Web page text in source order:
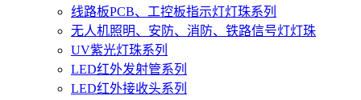
线路板PCB、工控板指示灯灯珠系列
无人机照明、安防、消防、铁路信号灯灯珠
UV紫光灯珠系列
LED红外发射管系列
LED红外接收头系列